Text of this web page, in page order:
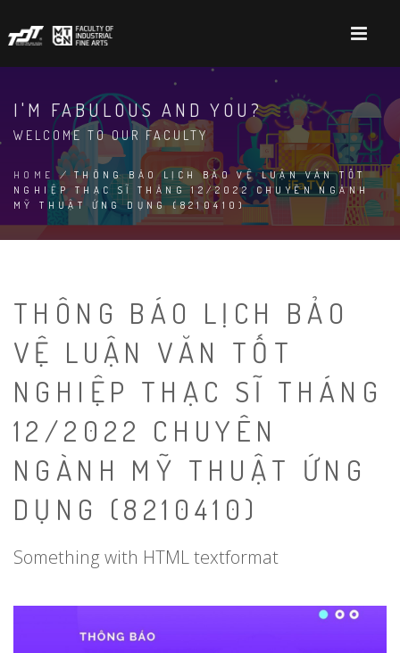
to
main
content
I'M FABULOUS AND YOU?
WELCOME TO OUR FACULTY
BREADCRUMB
HOME /THÔNG BÁO LỊCH BẢO VỆ LUẬN VĂN TỐT
NGHIỆP THẠC SĨ THÁNG 12/2022 CHUYÊN NGÀNH
MỸ THUẬT ỨNG DỤNG (8210410)
THÔNG BÁO LỊCH BẢO
VỆ LUẬN VĂN TỐT
NGHIỆP THẠC SĨ THÁNG
12/2022 CHUYÊN
NGÀNH MỸ THUẬT ỨNG
DỤNG (8210410)
Something with HTML textformat